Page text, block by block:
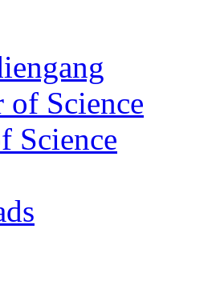
of Science
Science